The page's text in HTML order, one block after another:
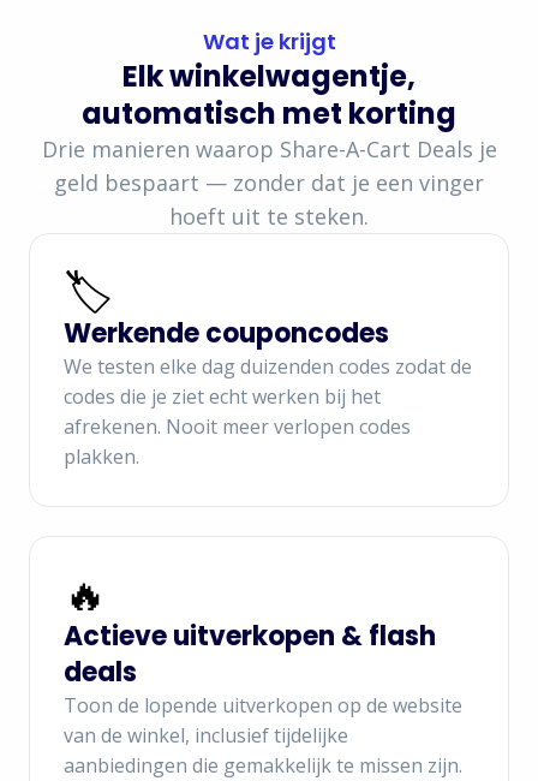
Wat je krijgt
Elk winkelwagentje,
automatisch met korting
Drie manieren waarop Share-A-Cart Deals je
geld bespaart — zonder dat je een vinger
hoeft uit te steken.
🏷️
Werkende couponcodes
We testen elke dag duizenden codes zodat de
codes die je ziet echt werken bij het
afrekenen. Nooit meer verlopen codes
plakken.
🔥
Actieve uitverkopen & flash
deals
Toon de lopende uitverkopen op de website
van de winkel, inclusief tijdelijke
aanbiedingen die gemakkelijk te missen zijn.